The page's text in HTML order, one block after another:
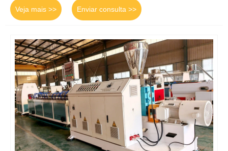
Veja mais >> Enviar consulta >>